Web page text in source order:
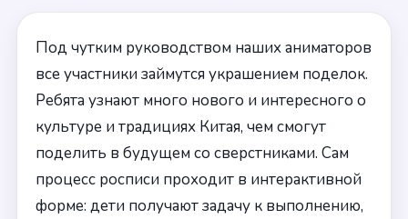
Под чутким руководством наших аниматоров
все участники займутся украшением поделок.
Ребята узнают много нового и интересного о
культуре и традициях Китая, чем смогут
поделить в будущем со сверстниками. Сам
процесс росписи проходит в интерактивной
форме: дети получают задачу к выполнению,